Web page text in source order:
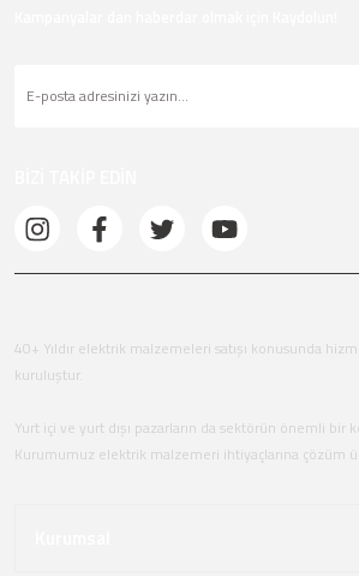
40+ Yıldır elektrik malzemeleri satışı konusunda
kuruluştur.
Yurt içi ve yurt dışı pazarların da sektörün önemli bir
Kurumumuz elektrik malzemeri ihtiyaçlarına çözüm